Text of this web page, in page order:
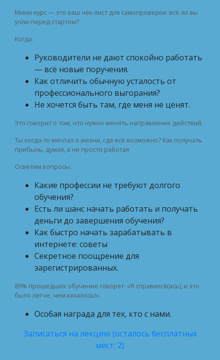
Мини-курс — это ваш чек-лист для самопроверки: всё ли вы
учли перед стартом?
Когда:
Руководители не дают спокойно работать
— всё новые поручения.
Как отличить обычную усталость от
профессионального выгорания?
Не хочется быть там, где меня не ценят.
Это говорит о том, что нужно менять направление действий.
Ты когда-то мечтал о жизни, где всё возможно? Как получать
прибыль, думая, а не просто работая
Осветим вопросы:
Какие профессии не требуют долгого
обучения?
Есть ли шанс начать работать и получать
деньги до завершения обучения?
Как быстро начать зарабатывать в
интернете: советы
Секретное поощрение для
зарегистрированных.
89% прошедших обучение говорят: «Я справился(ась), и это
было легче, чем казалось!».
Особая награда для тех, кто с нами.
Записаться на лекцию (осталось бесплатных
мест: 2)